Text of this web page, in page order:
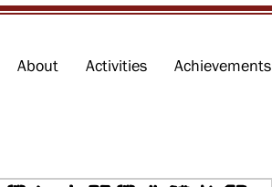
About Activities Achievements